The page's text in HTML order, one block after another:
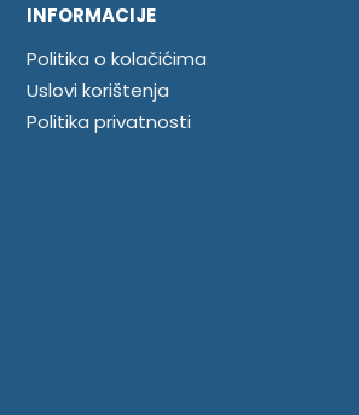
INFORMACIJE
Politika o kolačićima
Uslovi korištenja
Politika privatnosti